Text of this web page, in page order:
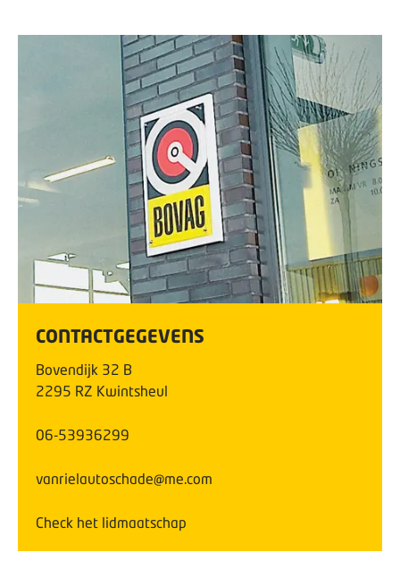
CONTACTGEGEVENS
Bovendijk 32 B
2295 RZ Kwintsheul
06-53936299
vanrielautoschade@me.com
Check het lidmaatschap